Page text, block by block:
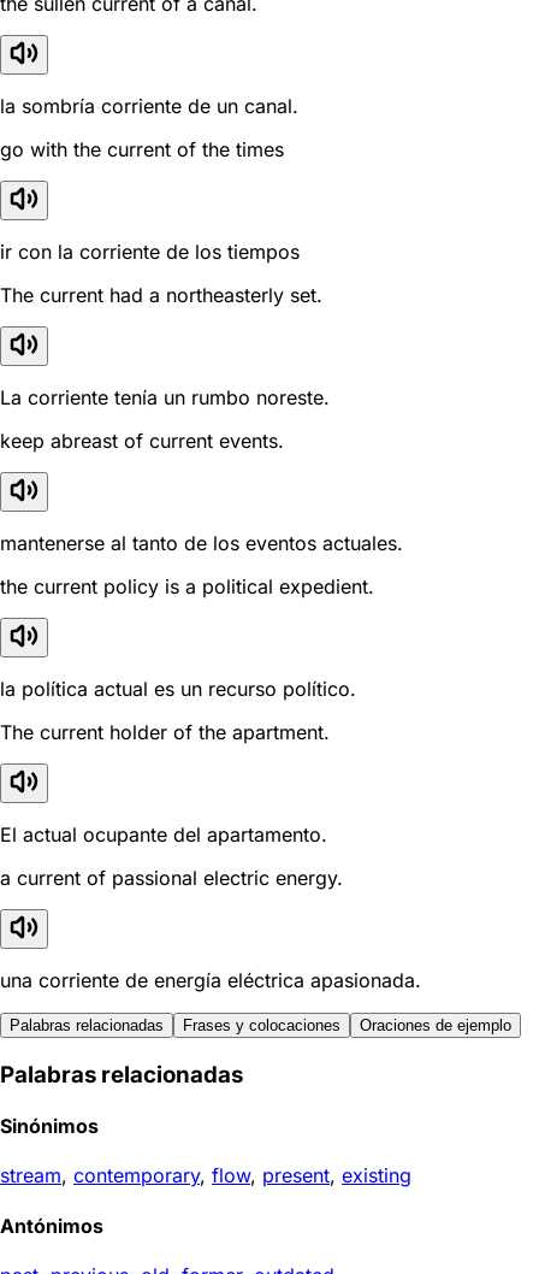
la sombría corriente de un canal.
go with the current of the times
ir con la corriente de los tiempos
The current had a northeasterly set.
La corriente tenía un rumbo noreste.
keep abreast of current events.
mantenerse al tanto de los eventos actuales.
the current policy is a political expedient.
la política actual es un recurso político.
The current holder of the apartment.
El actual ocupante del apartamento.
a current of passional electric energy.
una corriente de energía eléctrica apasionada.
Palabras relacionadas Frases y colocaciones Oraciones de ejemplo
Palabras relacionadas
Sinónimos
stream, contemporary, flow, present, existing
Antónimos